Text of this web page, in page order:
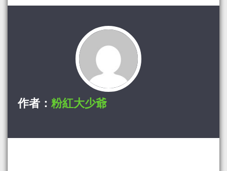
作者： 粉紅大少爺